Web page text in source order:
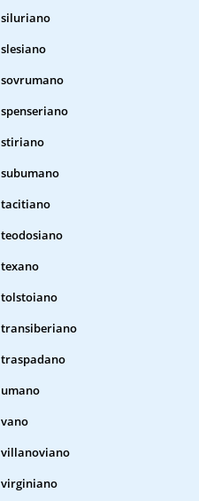
siluriano
slesiano
sovrumano
spenseriano
stiriano
subumano
tacitiano
teodosiano
texano
tolstoiano
transiberiano
traspadano
umano
vano
villanoviano
virginiano